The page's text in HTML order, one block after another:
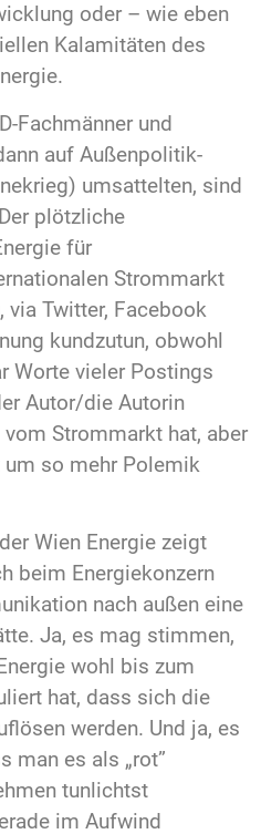
oder – wie eben
Kalamitäten des
Fachmänner und
auf Außenpolitik-
umsattelten, sind
plötzliche
für
Strommarkt
via Twitter, Facebook
kundzutun, obwohl
Worte vieler Postings
Autor/die Autorin
Strommarkt hat, aber
so mehr Polemik
Wien Energie zeigt
beim Energiekonzern
nach außen eine
Ja, es mag stimmen,
wohl bis zum
hat, dass sich die
werden. Und ja, es
man es als „rot”
tunlichtst
im Aufwind